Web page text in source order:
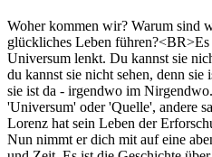
Woher kommen wir? Warum sind
glückliches Leben
Universum lenkt. Du kannst sie
du kannst sie nicht sehen, denn
sie ist da - irgendwo im
'Universum' oder 'Quelle', andere
Lorenz hat sein Leben der
Nun nimmt er dich mit auf eine